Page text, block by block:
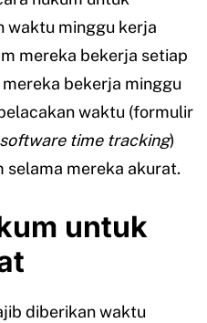
waktu minggu kerja
mereka bekerja setiap
bekerja minggu
waktu (formulir
softwaretime tracking)
selama mereka akurat.
untuk
diberikan waktu